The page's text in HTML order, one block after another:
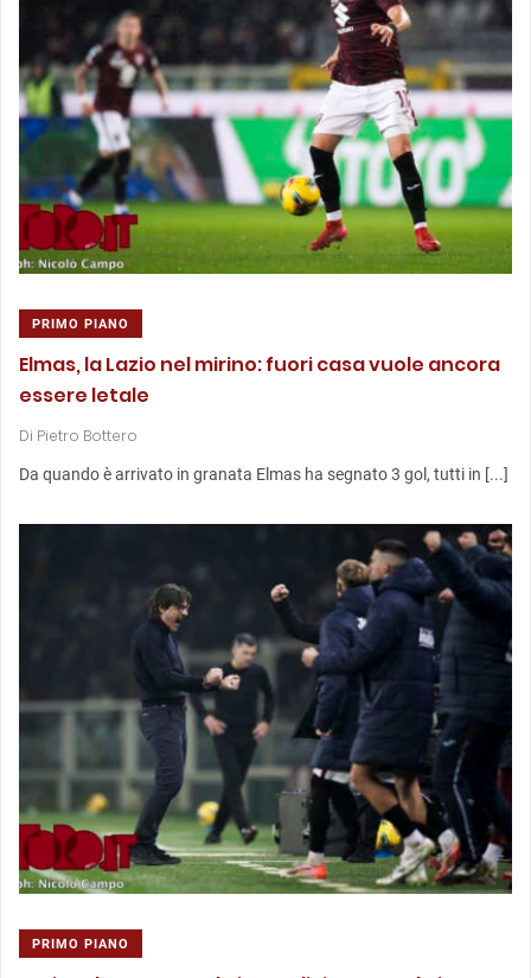
PRIMO PIANO
Elmas, la Lazio nel mirino: fuori casa vuole ancora
essere letale
Di Pietro Bottero
Da quando è arrivato in granata Elmas ha segnato 3 gol, tutti in [...]
PRIMO PIANO